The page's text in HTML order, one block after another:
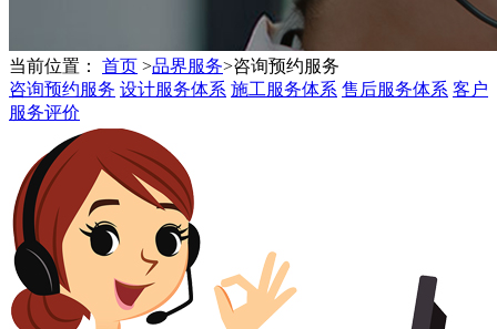
当前位置： 首页 >品界服务>咨询预约服务
咨询预约服务 设计服务体系 施工服务体系 售后服务体系 客户
服务评价